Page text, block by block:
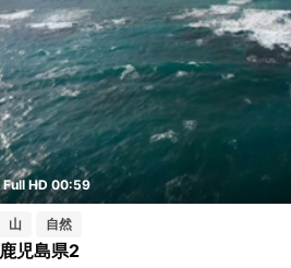
Full HD 00:59
山 自然
鹿児島県2